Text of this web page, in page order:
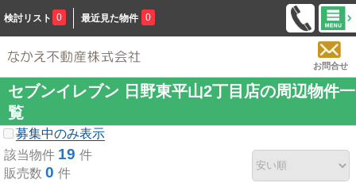
検討リスト 0 最近見た物件 0
お問合せ
セブンイレブン 日野東平山2丁目店の周辺物件一
覧
募集中のみ表示
該当物件 19 件
販売数 0 件